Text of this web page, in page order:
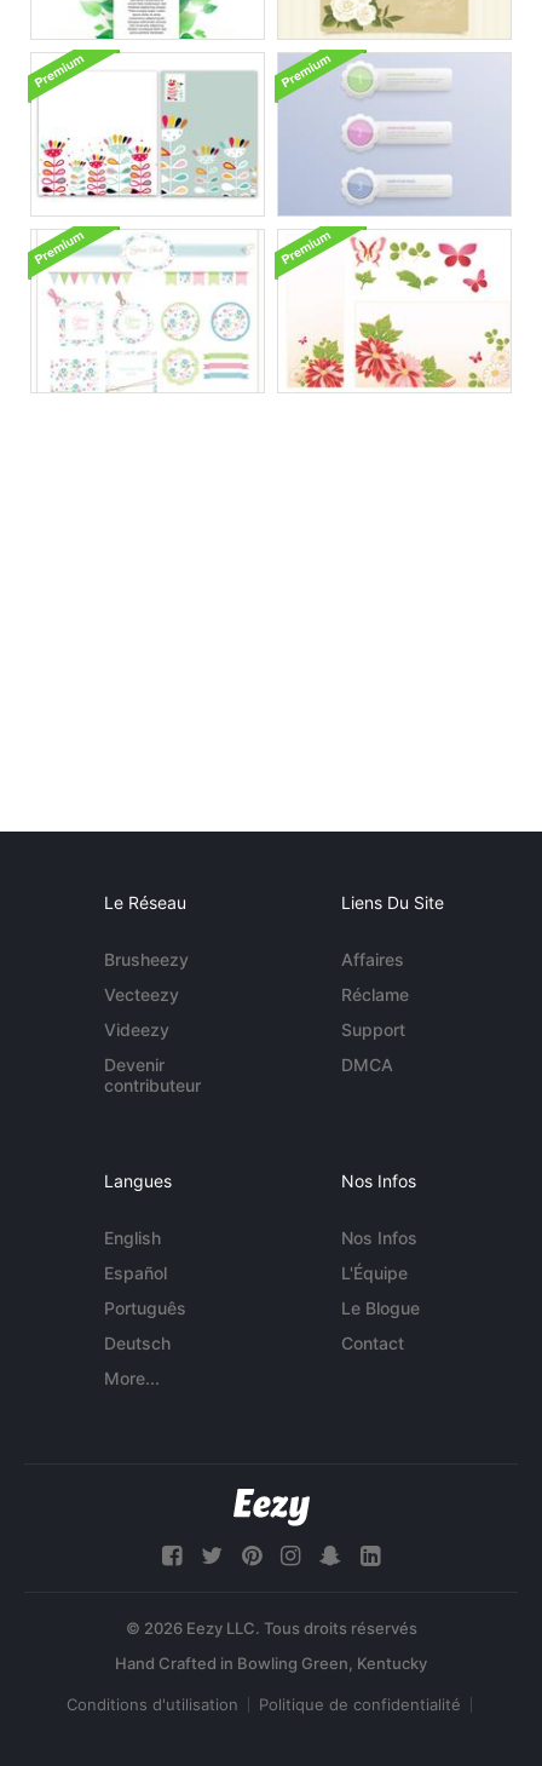
Le Réseau
Brusheezy
Vecteezy
Videezy
Devenir
contributeur
Liens Du Site
Affaires
Réclame
Support
DMCA
Langues
English
Español
Português
Deutsch
More...
Nos Infos
Nos Infos
L'Équipe
Le Blogue
Contact
© 2026 Eezy LLC. Tous droits réservés
Conditions d'utilisation Politique de confidentialité